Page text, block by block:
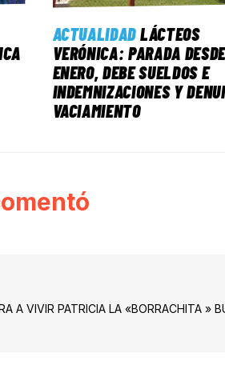
ACTUALIDADLÁCTEOS
VERÓNICA: PARADA
ENERO, DEBE SUELDOS E
INDEMNIZACIONES Y
VACIAMIENTO
A VIVIR PATRICIA LA «BORRACHITA »